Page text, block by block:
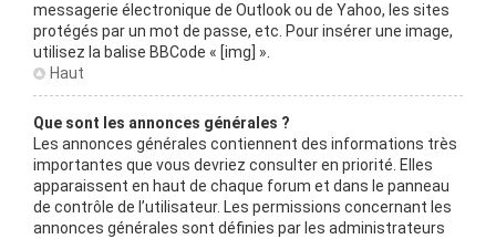
messagerie électronique de Outlook ou de Yahoo, les sites
protégés par un mot de passe, etc. Pour insérer une image,
utilisez la balise BBCode « [img] ».
Haut
Que sont les annonces générales ?
Les annonces générales contiennent des informations très
importantes que vous devriez consulter en priorité. Elles
apparaissent en haut de chaque forum et dans le panneau
de contrôle de l’utilisateur. Les permissions concernant les
annonces générales sont définies par les administrateurs